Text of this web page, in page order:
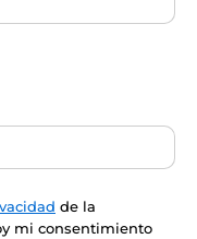
de la
mi consentimiento